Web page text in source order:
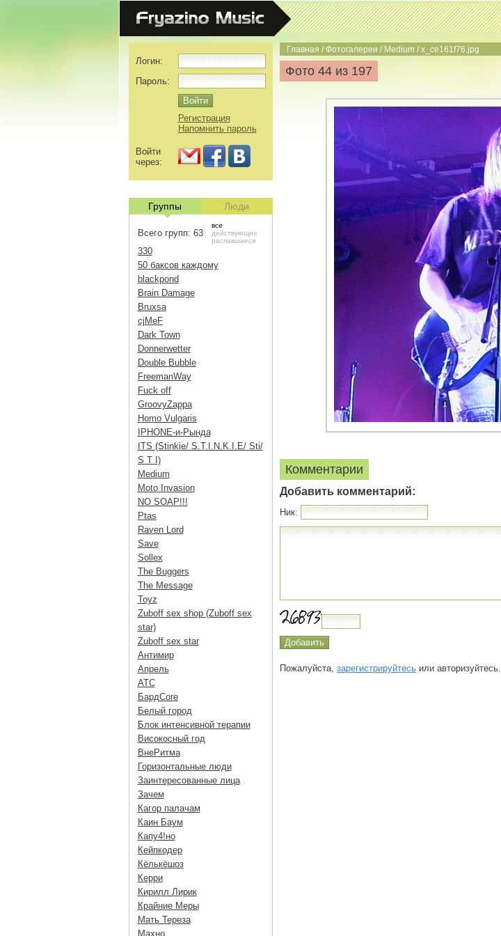
Главная /Фотогалереи / Medium /x_ce161f76.jpg
Фото 44 из 197
Комментарии
Добавить комментарий:
Ник:
Пожалуйста, зарегистрируйтесь или авторизуйтесь.
Логин:
Пароль:
Регистрация
Напомнить пароль
Войти
через:
Группы Люди
Всего групп: 63
все
действующие
распавшиеся
330
50 баксов каждому
blackpond
Brain Damage
Bruxsa
cjMeF
Dark Town
Donnerwetter
Double Bubble
FreemanWay
Fuck off
GroovyZappa
Homo Vulgaris
IPHONE-и-Рында
ITS (Stinkie/ S.T.I.N.K.I.E/ Sti/
S T I)
Medium
Moto Invasion
NO SOAP!!!
Ptas
Raven Lord
Save
Sollex
The Buggers
The Message
Toyz
Zuboff sex shop (Zuboff sex
star)
Zuboff sex star
Антимир
Апрель
АТС
БардCore
Белый город
Блок интенсивной терапии
Високосный год
ВнеРитма
Горизонтальные люди
Заинтересованные лица
Зачем
Кагор палачам
Каин Баум
Капу4!но
Кейпкодер
Кёлькёшоз
Керри
Кирилл Лирик
Крайние Меры
Мать Тереза
Махно